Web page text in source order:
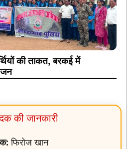
की ताकत, बरकई में
की जानकारी
फिरोज खान